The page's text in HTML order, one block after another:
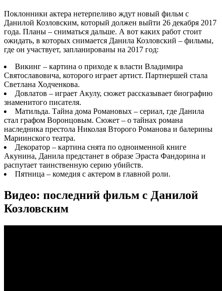
Поклонники актера нетерпеливо ждут новый фильм с
Данилой Козловским, который должен выйти 26 декабря 2017
года. Планы – сниматься дальше. А вот каких работ стоит
ожидать, в которых снимается Данила Козловский – фильмы,
где он участвует, запланированы на 2017 год:
Викинг – картина о приходе к власти Владимира
Святославовича, которого играет артист. Партнершей стала
Светлана Ходченкова.
Довлатов – играет Акулу, сюжет рассказывает биографию
знаменитого писателя.
Матильда. Тайна дома Романовых – сериал, где Данила
стал графом Воронцовым. Сюжет – о тайнах романа
наследника престола Николая Второго Романова и балерины
Мариинского театра.
Декоратор – картина снята по одноименной книге
Акунина, Данила предстанет в образе Эраста Фандорина и
распутает таинственную серию убийств.
Пятница – комедия с актером в главной роли.
Видео: последний фильм с Данилой
Козловским